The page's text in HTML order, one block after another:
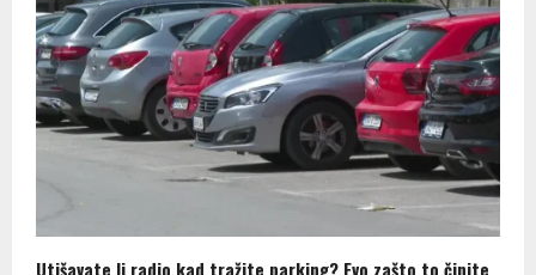
Utišavate li radio kad tražite parking? Evo zašto to činite